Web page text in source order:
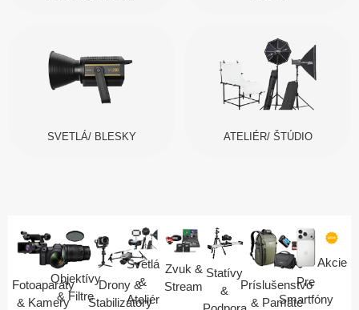
SVETLÁ/ BLESKY ATELIÉR/ ŠTÚDIO
Fotoaparáty
& Kamery
Objektívy
& Filtre
Drony &
Stabilizátory
Svetlá
&
Ateliér
Zvuk &
Stream
Statívy
&
Príslušenstvo
& Pamäte
Pre
Smartfóny
Akcie